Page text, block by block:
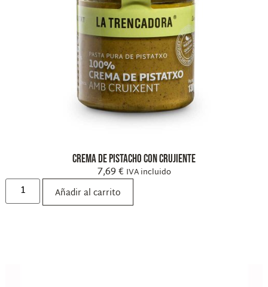
Crema de pistacho con crujiente
7,69€ IVA incluido
Añadir al carrito